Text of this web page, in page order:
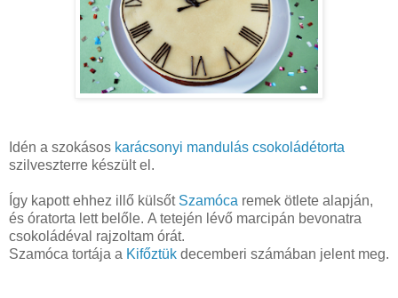
Idén a szokásos karácsonyi mandulás csokoládétorta
szilveszterre készült el.
Így kapott ehhez illő külsőt Szamóca remek ötlete alapján,
és óratorta lett belőle. A tetején lévő marcipán bevonatra
csokoládéval rajzoltam órát.
Szamóca tortája a Kifőztük decemberi számában jelent meg.